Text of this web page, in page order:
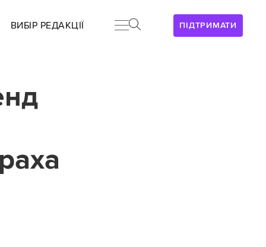
ПІДТРИМАТИ
ВИБІР РЕДАКЦІЇ